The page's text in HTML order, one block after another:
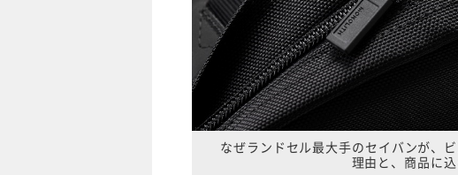
なぜランドセル最大手のセイバンが、
理由と、商品に